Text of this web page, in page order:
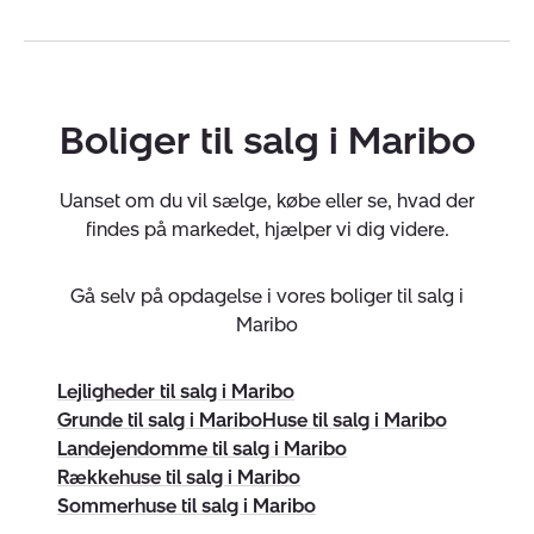
Vi er fyldt med energi, gå på mod og gode idéer,
Kontakt os gerne på tlf. 5475 6111 eller e-mail på
4930@nybolig.dk og aftal tid til en gratis
salgsvurdering, så vi sammen kan finde den bedste
Virksomheden har tegnet ansvarsforsikring og
garantistillelse hos HDI Forsikring telefon 3336 9597.
Forsikring dækker kun formidling af ejendomme
beliggende i Danmark fra kontorer beliggende i Europa.
Boliger til salg i Maribo
Uanset om du vil sælge, købe eller se, hvad der
findes på markedet, hjælper vi dig videre.
Gå selv på opdagelse i vores boliger til salg i
Maribo
Lejligheder til salg i Maribo
Grunde til salg i MariboHuse til salg i Maribo
Landejendomme til salg i Maribo
Rækkehuse til salg i Maribo
Sommerhuse til salg i Maribo